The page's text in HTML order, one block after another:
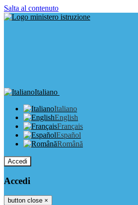
Salta al contenuto
Italiano
Italiano
English
Français
Español
Română
Accedi
Accedi
button close ×